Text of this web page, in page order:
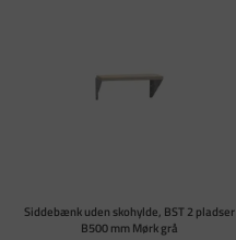
Siddebænk uden skohylde, BST 2 pladser
B500 mm Mørk grå